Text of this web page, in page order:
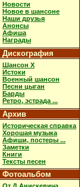
Новости
Новое в шансоне
Наши друзья
Анонсы
Афиша
Награды
Дискография
Шансон X
Истоки
Военный шансон
Песни цыган
Барды
Ретро, эстрада ...
Архив
Историческая справка
Хорошая музыка
Афиши, постеры ...
Заметки
Книги
Тексты песен
Фотоальбом